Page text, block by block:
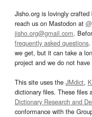
Jisho.org is lovingly crafted
reach us on Mastodon at
jisho.org@gmail.com.
frequently asked questions
we get, but it can take a
project and we do not
This site uses the JMdict,
dictionary files. These files
Dictionary Research and
conformance with the